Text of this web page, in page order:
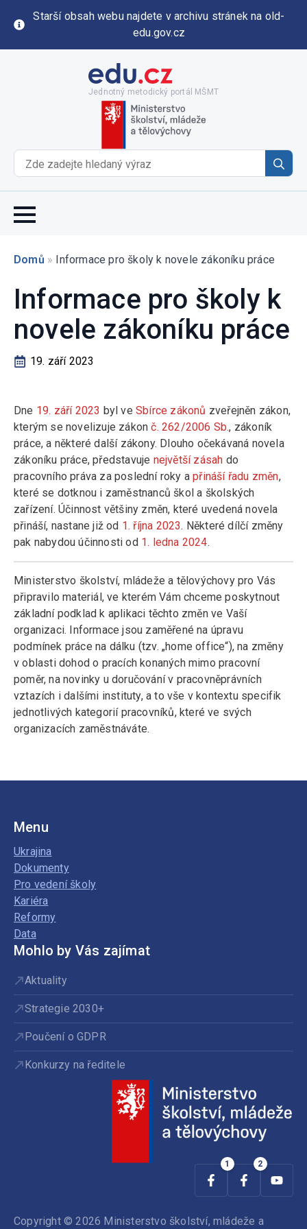
Starší obsah webu najdete v archivu stránek na old-
edu.gov.cz
Jednotný metodický portál MŠMT
for:
Domů » Informace pro školy k novele zákoníku práce
Informace pro školy k
novele zákoníku práce
19. září 2023
Dne 19. září 2023 byl veSbírce zákonů zveřejněn zákon,
kterým se novelizuje zákonč. 262/2006 Sb., zákoník
práce, a některé další zákony. Dlouho očekávaná novela
zákoníku práce, představuje největší zásah do
pracovního práva za poslední roky apřináší řadu změn,
které se dotknou i zaměstnanců škol a školských
zařízení. Účinnost většiny změn, které uvedená novela
přináší, nastane již od 1. října 2023. Některé dílčí změny
pak nabydou účinnosti od 1. ledna 2024.
Ministerstvo školství, mládeže a tělovýchovy pro Vás
připravilo materiál, ve kterém Vám chceme poskytnout
základní podklad k aplikaci těchto změn ve Vaší
organizaci. Informace jsou zaměřené na úpravu
podmínek práce na dálku (tzv. „home office“), na změny
v oblasti dohod o pracích konaných mimo pracovní
poměr, na novinky u doručování v pracovněprávních
vztazích i dalšími instituty, a to vše v kontextu specifik
jednotlivých kategorií pracovníků, které ve svých
organizacích zaměstnáváte.
Menu
Ukrajina
Dokumenty
Pro vedení školy
Kariéra
Reformy
Data
Mohlo by Vás zajímat
Aktuality
Strategie 2030+
Poučení o GDPR
Konkurzy na ředitele
Copyright © 2026 Ministerstvo školství, mládeže a